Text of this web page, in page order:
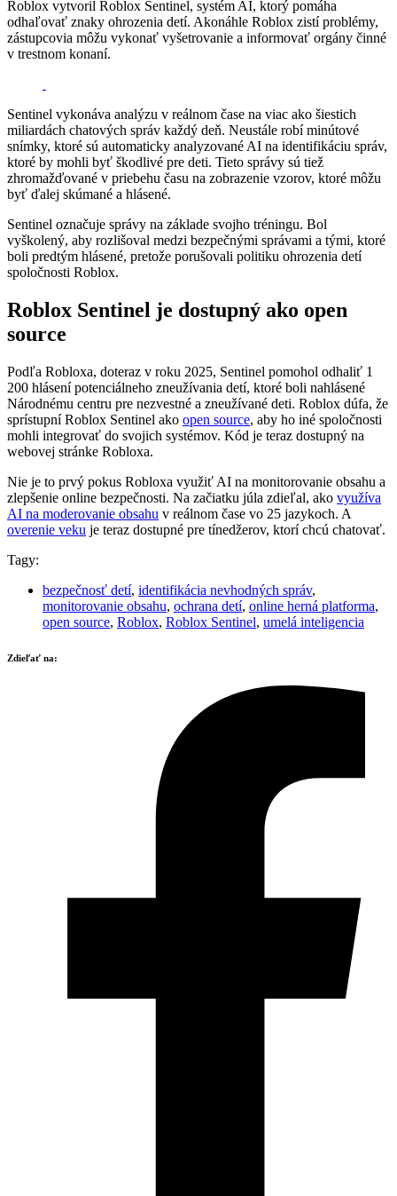
Roblox vytvoril Roblox Sentinel, systém AI, ktorý pomáha
odhaľovať znaky ohrozenia detí. Akonáhle Roblox zistí problémy,
zástupcovia môžu vykonať vyšetrovanie a informovať orgány činné
v trestnom konaní.
Sentinel vykonáva analýzu v reálnom čase na viac ako šiestich
miliardách chatových správ každý deň. Neustále robí minútové
snímky, ktoré sú automaticky analyzované AI na identifikáciu správ,
ktoré by mohli byť škodlivé pre deti. Tieto správy sú tiež
zhromažďované v priebehu času na zobrazenie vzorov, ktoré môžu
byť ďalej skúmané a hlásené.
Sentinel označuje správy na základe svojho tréningu. Bol
vyškolený, aby rozlišoval medzi bezpečnými správami a tými, ktoré
boli predtým hlásené, pretože porušovali politiku ohrozenia detí
spoločnosti Roblox.
Roblox Sentinel je dostupný ako open
source
Podľa Robloxa, doteraz v roku 2025, Sentinel pomohol odhaliť 1
200 hlásení potenciálneho zneužívania detí, ktoré boli nahlásené
Národnému centru pre nezvestné a zneužívané deti. Roblox dúfa, že
sprístupní Roblox Sentinel ako open source, aby ho iné spoločnosti
mohli integrovať do svojich systémov. Kód je teraz dostupný na
webovej stránke Robloxa.
Nie je to prvý pokus Robloxa využiť AI na monitorovanie obsahu a
zlepšenie online bezpečnosti. Na začiatku júla zdieľal, ako využíva
AI na moderovanie obsahu v reálnom čase vo 25 jazykoch. A
overenie veku je teraz dostupné pre tínedžerov, ktorí chcú chatovať.
Tagy:
bezpečnosť detí, identifikácia nevhodných správ,
monitorovanie obsahu, ochrana detí, online herná platforma,
open source, Roblox, Roblox Sentinel, umelá inteligencia
Zdieľať na: